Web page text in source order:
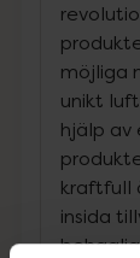
möjliga
unikt
hjälp av
kraftfull
insida